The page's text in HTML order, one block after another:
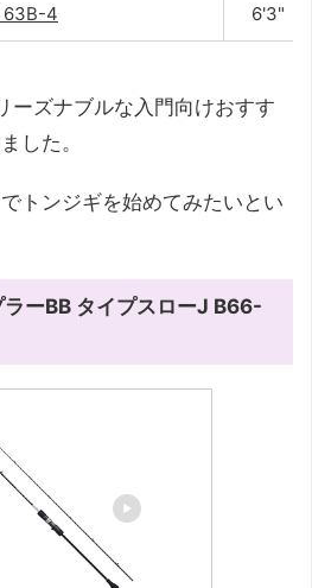
63B-4 6'3"
ーズナブルな入門向けおすす
した。
トンジギを始めてみたいとい
ラーBB タイプスローJ B66-